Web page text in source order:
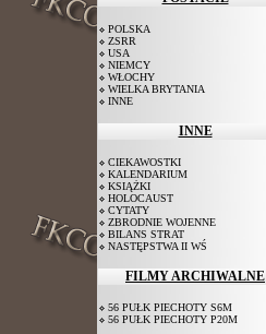
POLSKA
ZSRR
USA
NIEMCY
WŁOCHY
WIELKA BRYTANIA
INNE
INNE
CIEKAWOSTKI
KALENDARIUM
KSIĄŻKI
HOLOCAUST
CYTATY
ZBRODNIE WOJENNE
BILANS STRAT
NASTĘPSTWA II WŚ
FILMY ARCHIWALNE
56 PUŁK PIECHOTY S6M
56 PUŁK PIECHOTY P20M